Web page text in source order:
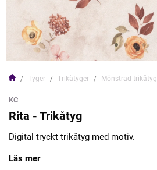
Tyger Trikåtyger Mönstrad trikåtyg
KC
Rita - Trikåtyg
Digital tryckt trikåtyg med motiv.
Läs mer